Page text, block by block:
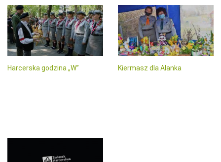
Harcerska godzina „W” Kiermasz dla Alanka